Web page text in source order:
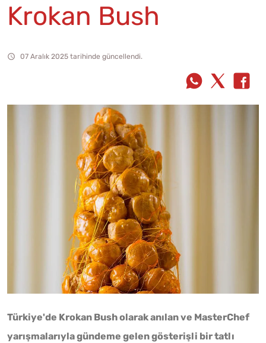
Krokan Bush
07 Aralık 2025 tarihinde güncellendi.
Türkiye'de Krokan Bush olarak anılan ve MasterChef
yarışmalarıyla gündeme gelen gösterişli bir tatlı